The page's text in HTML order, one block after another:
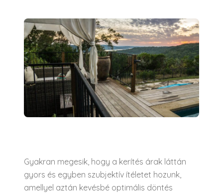
Gyakran megesik, hogy a kerítés árak láttán
gyors és egyben szubjektív ítéletet hozunk,
amellyel aztán kevésbé optimális döntés